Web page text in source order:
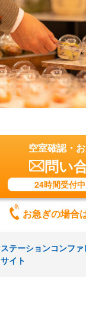
空室確認・
問い
24時間受付
お急ぎの場合
ステーションコンフ
サイト